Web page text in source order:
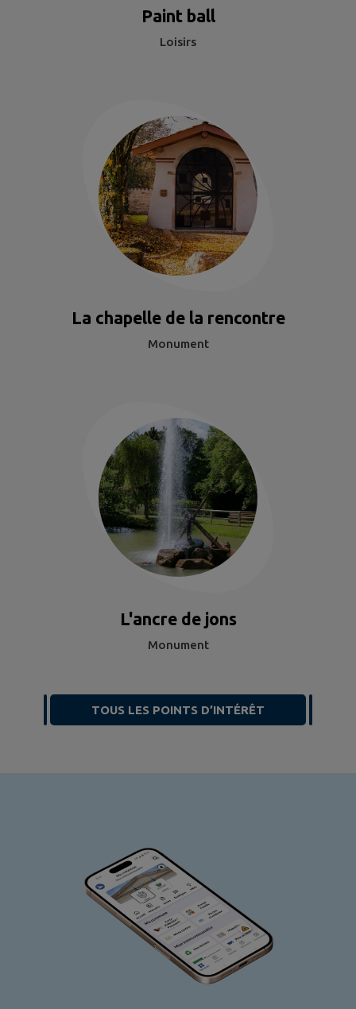
Paint ball
Loisirs
La chapelle de la rencontre
Monument
L'ancre de jons
Monument
TOUS LES POINTS D’INTÉRÊT